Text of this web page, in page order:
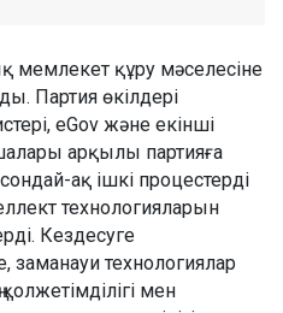
мемлекет құру мәселесіне
Партия өкілдері
eGov және екінші
арқылы партияға
ақ ішкі процестерді
технологияларын
Кездесуге
заманауи технологиялар
мен